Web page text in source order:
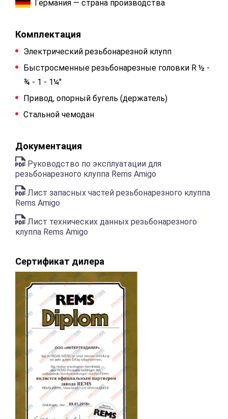
Германия — страна производства
Комплектация
Электрический резьбонарезной клупп
Быстросменные резьбонарезные головки R ½ -
¾ - 1 - 1¼"
Привод, опорный бугель (держатель)
Стальной чемодан
Документация
Руководство по эксплуатации для
резьбонарезного клуппа Rems Аmigo
Лист запасных частей резьбонарезного клуппа
Rems Аmigo
Лист технических данных резьбонарезного
клуппа Rems Amigo
Сертификат дилера